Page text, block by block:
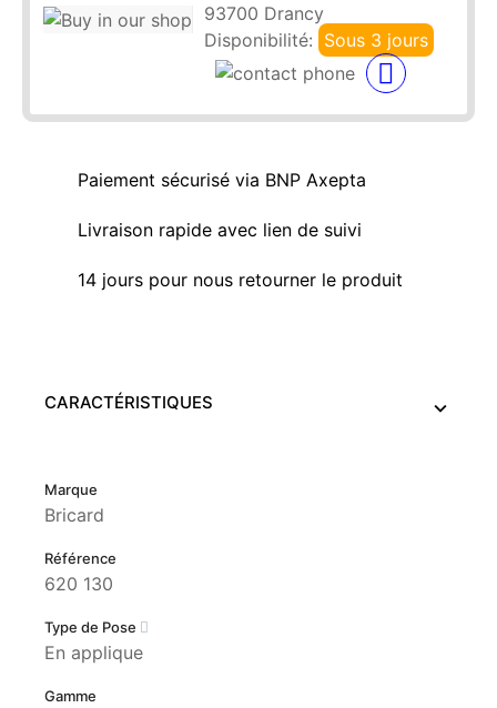
93700 Drancy
Disponibilité: Sous 3 jours
Paiement sécurisé via BNP Axepta
Livraison rapide avec lien de suivi
14 jours pour nous retourner le produit
CARACTÉRISTIQUES
Marque
Bricard
Référence
620 130
Type de Pose
En applique
Gamme